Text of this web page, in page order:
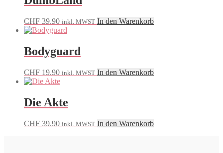
CHF 39.90 inkl. MWST In den Warenkorb
Bodyguard
CHF 19.90 inkl. MWST In den Warenkorb
Die Akte
CHF 39.90 inkl. MWST In den Warenkorb